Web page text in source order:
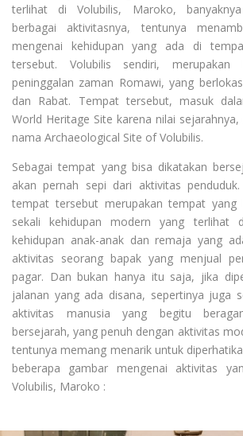
terlihat di Volubilis, Maroko,
berbagai aktivitasnya, tentunya
mengenai kehidupan yang ada di
tersebut. Volubilis sendiri,
peninggalan zaman Romawi, yang
dan Rabat. Tempat tersebut, masuk
World Heritage Site karena nilai
nama Archaeological Site of Volubilis.
Sebagai tempat yang bisa dikatakan
akan pernah sepi dari aktivitas
tempat tersebut merupakan tempat yang
sekali kehidupan modern yang terlihat
kehidupan anak-anak dan remaja yang
aktivitas seorang bapak yang menjual
pagar. Dan bukan hanya itu saja, jika
jalanan yang ada disana, sepertinya juga
aktivitas manusia yang begitu
bersejarah, yang penuh dengan aktivitas
tentunya memang menarik untuk
beberapa gambar mengenai aktivitas
Volubilis, Maroko :